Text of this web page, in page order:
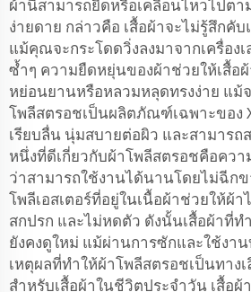
ผ้านี้สามารถยืดหรือเคลื่อนไหวไปตา
ง่ายดาย กล่าวคือ เสื้อผ้าจะไม่รู้สึกคั
แม้คุณจะกระโดดวิ่งลงมาจากเครื่อง
ซ้ำๆ ความยืดหยุ่นของผ้าช่วยให้เสื้อผ้
หย่อนยานหรือหลวมหลุดทรงง่าย แม้
โพลีสตรอชเป็นผลิตภัณฑ์เฉพาะของ
เรียบลื่น นุ่มสบายต่อผิว และสามารถ
หนึ่งที่ดีเกี่ยวกับผ้าโพลีสตรอชคือคว
ว่าสามารถใช้งานได้นานโดยไม่ฉีก
โพลีเอสเตอร์ที่อยู่ในเนื้อผ้าช่วยให้ผ้
สกปรก และไม่หดตัว ดังนั้นเสื้อผ้าที่ท
ยังคงดูใหม่ แม้ผ่านการซักและใช้งา
เหตุผลที่ทำให้ผ้าโพลีสตรอชเป็นทา
สำหรับเสื้อผ้าในชีวิตประจำวัน เสื้อผ้